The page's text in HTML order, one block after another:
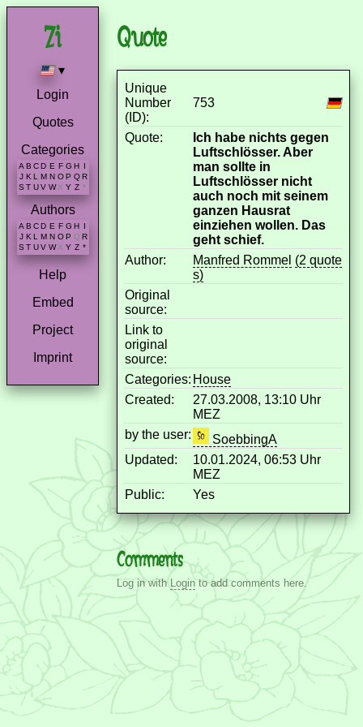
▾
Login
Quotes
Categories
A B C D E F G H I
J K L M N O P Q R
S T U V W X Y Z *
Authors
A B C D E F G H
J K L M N O P Q R
S T U V W X Y Z *
Help
Embed
Project
Imprint
Quote
Unique
Number
(ID):
753
Quote:
Ich habe nichts gegen
Luftschlösser. Aber
man sollte in
Luftschlösser nicht
auch noch mit seinem
ganzen Hausrat
einziehen wollen. Das
geht schief.
Author:
Manfred Rommel (2 quote
s)
Original
source:
Link to
original
source:
Categories: House
Created:
27.03.2008, 13:10 Uhr
MEZ
by the user:
SoebbingA
Updated:
10.01.2024, 06:53 Uhr
MEZ
Public:
Yes
Comments
Log in with Loginto add comments here.